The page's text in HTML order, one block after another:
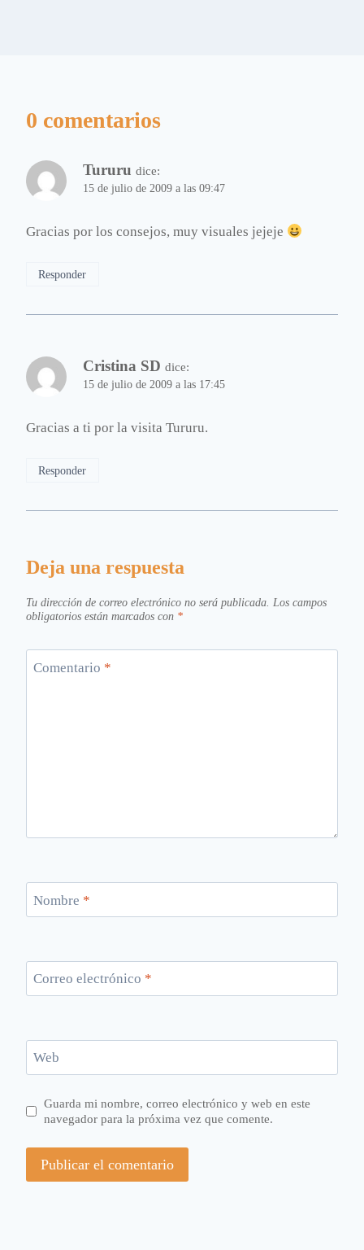
0 comentarios
Tururu dice:
15 de julio de 2009 a las 09:47
Gracias por los consejos, muy visuales jejeje
Responder
Cristina SD dice:
15 de julio de 2009 a las 17:45
Gracias a ti por la visita Tururu.
Responder
Deja una respuesta
Tu dirección de correo electrónico no será publicada. Los campos
obligatorios están marcados con *
Comentario *
Nombre *
Correo electrónico *
Web
Guarda mi nombre, correo electrónico y web en este
navegador para la próxima vez que comente.